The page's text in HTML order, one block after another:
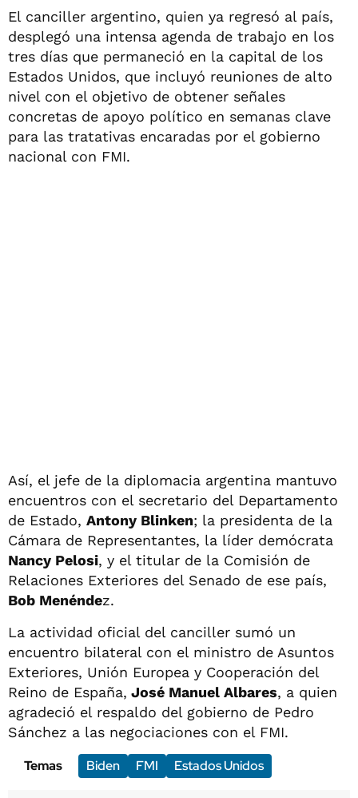
El canciller argentino, quien ya regresó al país,
desplegó una intensa agenda de trabajo en los
tres días que permaneció en la capital de los
Estados Unidos, que incluyó reuniones de alto
nivel con el objetivo de obtener señales
concretas de apoyo político en semanas clave
para las tratativas encaradas por el gobierno
nacional con FMI.
Así, el jefe de la diplomacia argentina mantuvo
encuentros con el secretario del Departamento
de Estado, Antony Blinken; la presidenta de la
Cámara de Representantes, la líder demócrata
Nancy Pelosi, y el titular de la Comisión de
Relaciones Exteriores del Senado de ese país,
Bob Menéndez.
La actividad oficial del canciller sumó un
encuentro bilateral con el ministro de Asuntos
Exteriores, Unión Europea y Cooperación del
Reino de España, José Manuel Albares, a quien
agradeció el respaldo del gobierno de Pedro
Sánchez a las negociaciones con el FMI.
Temas
Biden FMI Estados Unidos